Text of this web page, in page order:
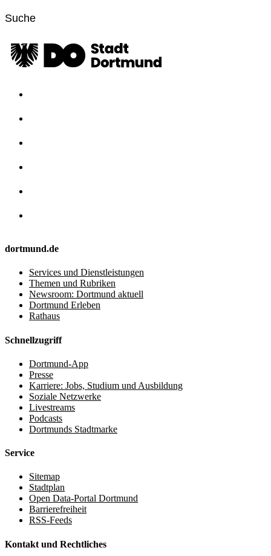
dortmund.de
Services und Dienstleistungen
Themen und Rubriken
Newsroom: Dortmund aktuell
Dortmund Erleben
Rathaus
Schnellzugriff
Dortmund-App
Presse
Karriere: Jobs, Studium und Ausbildung
Soziale Netzwerke
Livestreams
Podcasts
Dortmunds Stadtmarke
Service
Sitemap
Stadtplan
Open Data-Portal Dortmund
Barrierefreiheit
RSS-Feeds
Kontakt und Rechtliches